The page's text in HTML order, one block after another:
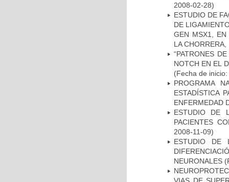
2008-02-28)
ESTUDIO DE
DE
GEN MSX1, EN
LA
“PATRONES
NOTCH EN EL
(Fecha de
PROGRAMA
ESTADÍSTICA
ENFERMEDAD
ESTUDIO DE
PACIENTES
2008-11-09)
ESTUDIO DE
NEURONALES